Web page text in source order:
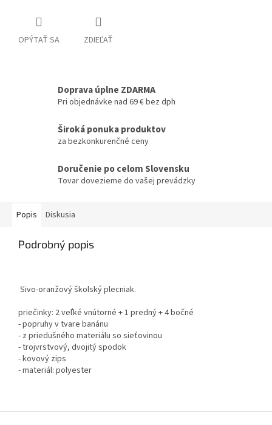
OPÝTAŤ SA ZDIEĽAŤ
Doprava úplne ZDARMA
Pri objednávke nad 69 € bez dph
Široká ponuka produktov
za bezkonkurenčné ceny
Doručenie po celom Slovensku
Tovar dovezieme do vašej prevádzky
Popis Diskusia
Podrobný popis
Sivo-oranžový školský plecniak.
priečinky: 2 veľké vnútorné + 1 predný + 4 bočné
- popruhy v tvare banánu
- z priedušného materiálu so sieťovinou
- trojvrstvový, dvojitý spodok
- kovový zips
- materiál: polyester